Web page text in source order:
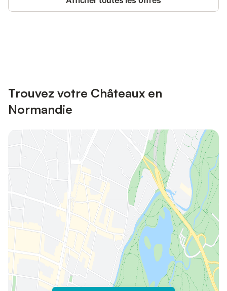
Trouvez votre Châteaux en
Normandie